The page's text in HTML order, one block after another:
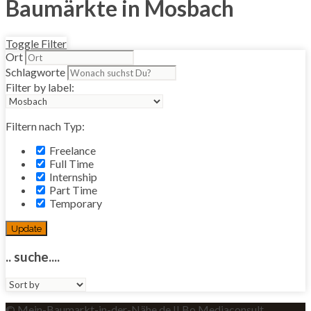
Baumärkte in Mosbach
Toggle Filter
Ort
Schlagworte
Filter by label:
Filtern nach Typ:
Freelance
Full Time
Internship
Part Time
Temporary
Update
.. suche....
Sort